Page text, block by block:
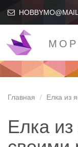
Главная Елка из
Елка из